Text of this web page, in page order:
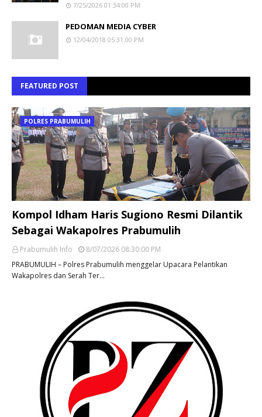
7/25/2026 01:34:00 PM
PEDOMAN MEDIA CYBER
12/04/2018 05:31:00 PM
FEATURED POST
POLRES PRABUMULIH
Kompol Idham Haris Sugiono Resmi Dilantik
Sebagai Wakapolres Prabumulih
Prabumulih Info
8/07/2026 08:30:00 PM
PRABUMULIH – Polres Prabumulih menggelar Upacara Pelantikan
Wakapolres dan Serah Ter…